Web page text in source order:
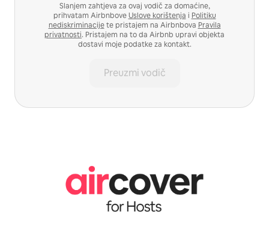
Slanjem zahtjeva za ovaj vodič za domaćine,
prihvatam AirbnboveUslove korištenja i Politiku
nediskriminacijete pristajem na Airbnbova Pravila
privatnosti. Pristajem na to da Airbnb upravi objekta
dostavi moje podatke za kontakt.
Preuzmi vodič